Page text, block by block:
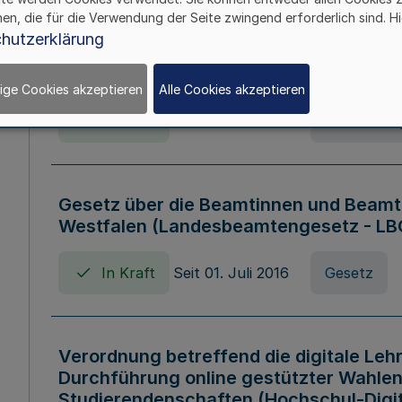
Verordnung über die
Nordrhein-Westfalen
Gesetz über die Beamtinnen und
Westfalen (Landesbeamtengesetz -
In Kraft Seit 01. Juli 2016 Gesetz
Verordnung betreffend die digitale
Durchführung online gestützter
die für die Verwendung der Seite zwingend erforderlich sind.
Cookies akzeptieren Alle Cookies akzeptieren